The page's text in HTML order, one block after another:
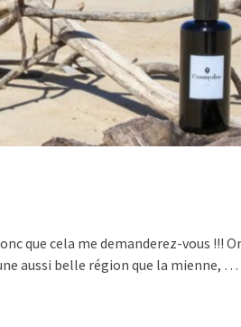
que cela me demanderez-vous !!!
aussi belle région que la mienne, …